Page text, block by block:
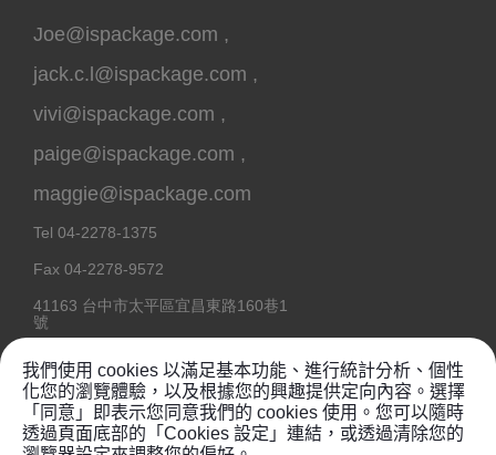
Joe@ispackage.com ,
jack.c.l@ispackage.com ,
vivi@ispackage.com ,
paige@ispackage.com ,
maggie@ispackage.com
Tel 04-2278-1375
Fax 04-2278-9572
41163 台中市太平區宜昌東路160巷1
號
Copyright @ 2020鉦維塑膠工業有限公司
我們使用 cookies 以滿足基本功能、進行統計分析、個性
化您的瀏覽體驗，以及根據您的興趣提供定向內容。選擇
「同意」即表示您同意我們的 cookies 使用。您可以隨時
透過頁面底部的「Cookies 設定」連結，或透過清除您的